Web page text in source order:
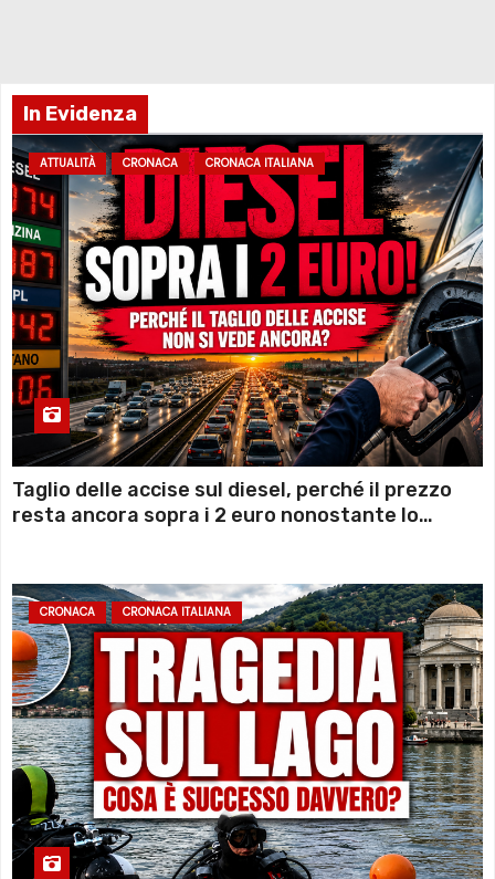
In Evidenza
ATTUALITÀ CRONACA CRONACA ITALIANA
Taglio delle accise sul diesel, perché il prezzo
resta ancora sopra i 2 euro nonostante lo
CRONACA CRONACA ITALIANA